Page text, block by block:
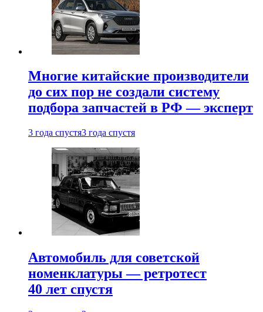
Многие китайские производители
до сих пор не создали систему
подбора запчастей в РФ — эксперт
3 года спустя3 года спустя
Автомобиль для советской
номенклатуры — ретротест
40 лет спустя